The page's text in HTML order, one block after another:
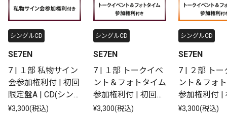
シングルCD
SE7EN
7 | １部 私物サイン
会参加権利付 | 初回
限定盤A | CD(シン
グル)
¥3,300(税込)
シングルCD
SE7EN
7 | １部 トークイベ
ント＆フォトタイム
参加権利付 | 初回限
定盤A | CD(シング
¥3,300(税込)
シングルCD
SE7EN
7 | ２部 トー
ント＆フォ
参加権利付 |
定盤B | CD(
¥3,300(税込)